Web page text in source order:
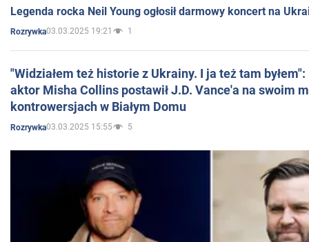
Legenda rocka Neil Young ogłosił darmowy koncert na
Rozrywka03.03.2025 19:21 1
"Widziałem też historie z Ukrainy. I ja też tam
aktor Misha Collins postawił J.D. Vance'a na swoim
kontrowersjach w Białym Domu
Rozrywka03.03.2025 15:55 5